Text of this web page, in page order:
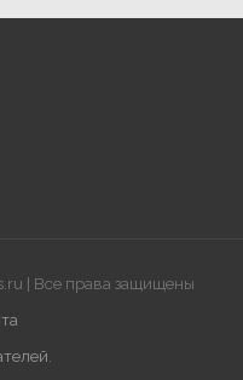
| Все права защищены